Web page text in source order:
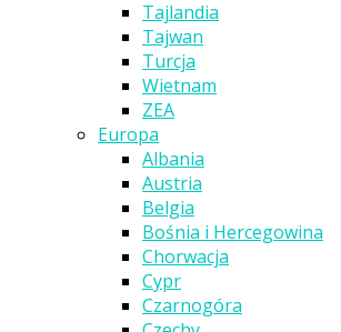
Tajlandia
Tajwan
Turcja
Wietnam
ZEA
Europa
Albania
Austria
Belgia
Bośnia i Hercegowina
Chorwacja
Cypr
Czarnogóra